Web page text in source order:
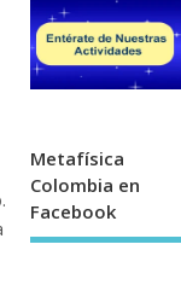
Metafísica
Colombia en
Facebook